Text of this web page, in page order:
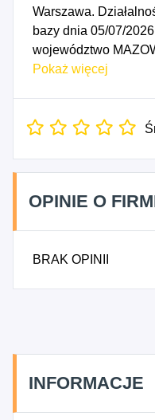
Warszawa.
bazy dnia 05/07/
województwo
Data rozpoczęcia
doradztwem w
zakresie technologii
komputerowych,
usługowa, gdzie
Pokaż więcej
OPINIE O
BRAK OPINII
INFORMACJE